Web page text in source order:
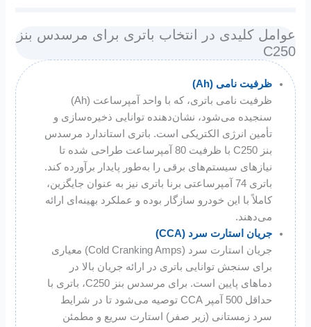
عوامل کلیدی در انتخاب باتری برای مرسدس بنز
C250
ظرفیت نامی (Ah)
ظرفیت نامی باتری، که با واحد آمپرساعت (Ah)
سنجیده می‌شود، نشان‌دهنده توانایی ذخیره‌سازی و
تأمین انرژی الکتریکی است. باتری استاندارد مرسدس
بنز C250 با ظرفیت 80 آمپرساعت طراحی شده تا
نیازهای سیستم‌های برقی را به‌طور پایدار برآورده کند.
باتری‌ 74 آمپرساعتی برنا باتری نیز به عنوان جایگزین،
کاملاً با این خودرو سازگار بوده و عملکرد بهینه‌ای ارائه
می‌دهند.
جریان استارت سرد (CCA)
جریان استارت سرد (Cold Cranking Amps) معیاری
برای سنجش توانایی باتری در ارائه جریان بالا در
دماهای پایین است. برای مرسدس بنز C250، باتری با
حداقل 500 آمپر CCA توصیه می‌شود تا در شرایط
سرد زمستانی (زیر صفر) استارت سریع و مطمئن